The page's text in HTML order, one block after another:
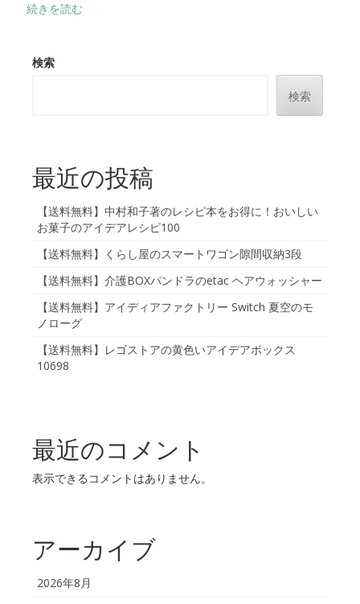
続きを読む
検索
検索
最近の投稿
【送料無料】中村和子著のレシピ本をお得に！おいしい
お菓子のアイデアレシピ100
【送料無料】くらし屋のスマートワゴン隙間収納3段
【送料無料】介護BOXパンドラのetac ヘアウォッシャー
【送料無料】アイディアファクトリー Switch 夏空のモ
ノローグ
【送料無料】レゴストアの黄色いアイデアボックス
10698
最近のコメント
表示できるコメントはありません。
アーカイブ
2026年8月